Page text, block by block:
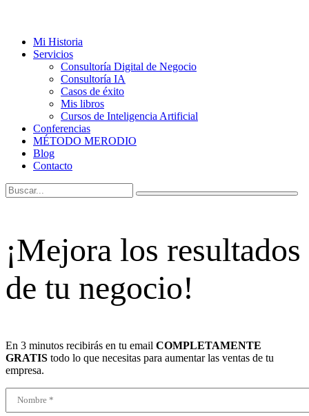
Mi Historia
Servicios
Consultoría Digital de Negocio
Consultoría IA
Casos de éxito
Mis libros
Cursos de Inteligencia Artificial
Conferencias
MÉTODO MERODIO
Blog
Contacto
¡Mejora los resultados
de tu negocio!
En 3 minutos recibirás en tu email COMPLETAMENTE
GRATIS todo lo que necesitas para aumentar las ventas de tu
empresa.